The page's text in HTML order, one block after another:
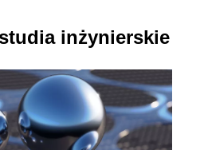
inżynierskie